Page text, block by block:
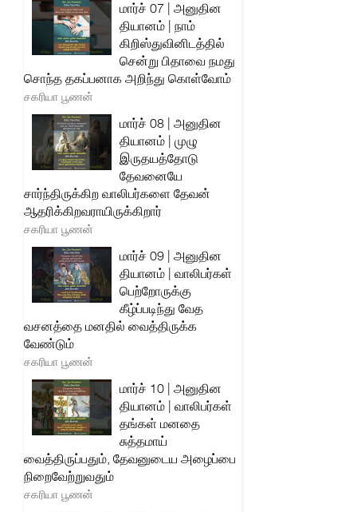
மார்ச் 07 | அனுதின
தியானம் | நாம்
கிறிஸ்துவினிடத்தில்
சென்று பிதாவை நமது
சொந்த தகப்பனாக அறிந்து கொள்வோம்
சகரியா பூணன்
மார்ச் 08 | அனுதின
தியானம் | முழு
இருதயத்தோடு
தேவனையே
சார்ந்திருக்கிற வாலிபர்களை தேவன்
ஆதரிக்கிறவராயிருக்கிறார்
சகரியா பூணன்
மார்ச் 09 | அனுதின
தியானம் | வாலிபர்கள்
பெற்றோருக்கு
கீழ்ப்படிந்து வேத
வசனத்தை மனதில் வைத்திருக்க
வேண்டும்
சகரியா பூணன்
மார்ச் 10 | அனுதின
தியானம் | வாலிபர்கள்
தங்கள் மனதை
சுத்தமாய்
வைத்திருப்பதும், தேவனுடைய அழைப்பை
நிறைவேற்றுவதும்
சகரியா பூணன்